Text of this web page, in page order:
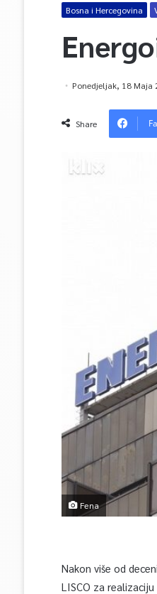
Bosna i Hercegovina
Ponedjeljak, 18 Maja
Share
Fena
Nakon više od
LISCO za